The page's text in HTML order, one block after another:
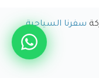
سفرنا السياحية